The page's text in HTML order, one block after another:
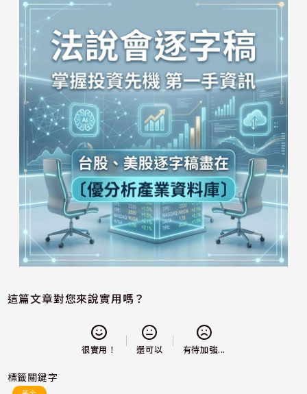
這篇文章對您來說實用嗎？
很實用！ 還可以 有待加強...
標籤關鍵字